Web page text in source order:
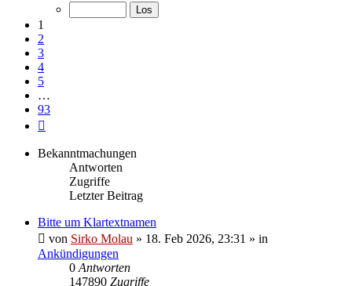
von
1
2
3
4
5
…
93
Bekanntmachungen
Antworten
Zugriffe
Letzter Beitrag
Bitte um Klartextnamen
von Sirko Molau » 18. Feb 2026, 23:31 » in
Ankündigungen
0 Antworten
147890 Zugriffe